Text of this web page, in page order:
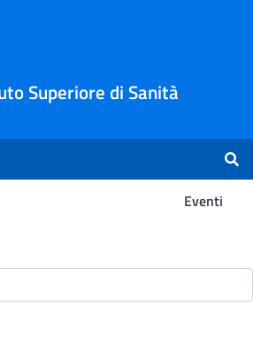
Superiore di Sanità
Eventi
Ricerca -